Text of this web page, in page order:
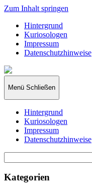
Zum Inhalt springen
Hintergrund
Kuriosologen
Impressum
Datenschutzhinweise
kuriosologie.de
Menü Schließen
Hintergrund
Kuriosologen
Impressum
Datenschutzhinweise
nach:
Kategorien